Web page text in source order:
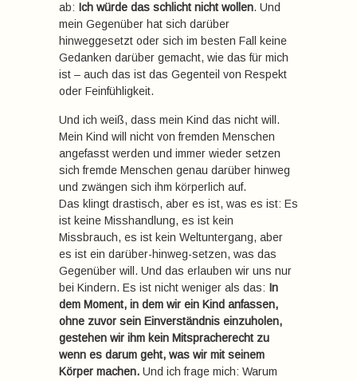
ab: Ich würde das schlicht nicht wollen. Und
mein Gegenüber hat sich darüber
hinweggesetzt oder sich im besten Fall keine
Gedanken darüber gemacht, wie das für mich
ist – auch das ist das Gegenteil von Respekt
oder Feinfühligkeit.
Und ich weiß, dass mein Kind das nicht will.
Mein Kind will nicht von fremden Menschen
angefasst werden und immer wieder setzen
sich fremde Menschen genau darüber hinweg
und zwängen sich ihm körperlich auf.
Das klingt drastisch, aber es ist, was es ist: Es
ist keine Misshandlung, es ist kein
Missbrauch, es ist kein Weltuntergang, aber
es ist ein darüber-hinweg-setzen, was das
Gegenüber will. Und das erlauben wir uns nur
bei Kindern. Es ist nicht weniger als das: In
dem Moment, in dem wir ein Kind anfassen,
ohne zuvor sein Einverständnis einzuholen,
gestehen wir ihm kein Mitspracherecht zu
wenn es darum geht, was wir mit seinem
Körper machen. Und ich frage mich: Warum